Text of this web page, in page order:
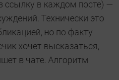
ссылку в каждом посте) —
Технически это
но по факту
хочет высказаться,
в чате. Алгоритм